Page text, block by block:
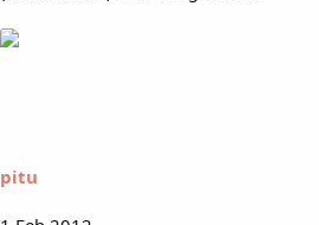
pitu